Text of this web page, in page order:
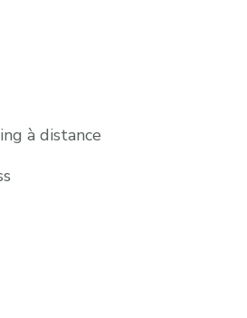
à distance